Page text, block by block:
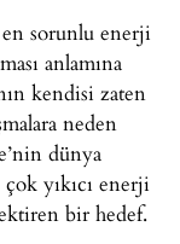
sorunlu enerji
anlamına
kendisi zaten
neden
dünya
yıkıcı enerji
bir hedef.